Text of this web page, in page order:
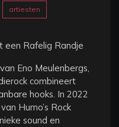
artiesten
een Rafelig Randje
Eno Meulenbergs,
combineert
hooks. In 2022
Humo’s Rock
sound en